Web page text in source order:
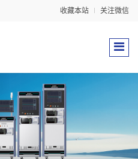
收藏本站 关注微信